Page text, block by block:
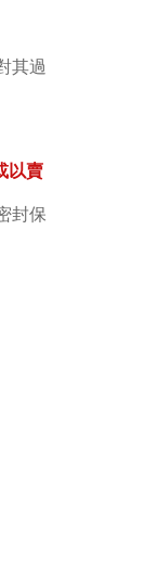
其過
以賣
封保